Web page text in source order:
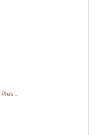
Plus ...